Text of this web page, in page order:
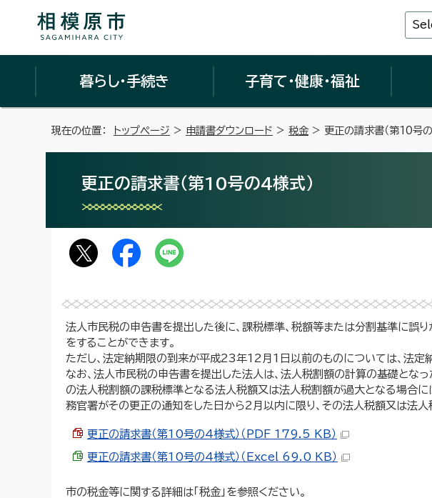
暮らし・手続き 子育て・健康・福祉
現在の位置： トップページ > 申請書ダウンロード > 税金> 更正の請求書（第10号の
更正の請求書（第10号の4様式）
法人市民税の申告書を提出した後に、課税標準、税額等または分割基準に誤
をすることができます。
ただし、法定納期限の到来が平成23年12月1日以前のものについては、法定
なお、法人市民税の申告書を提出した法人は、法人税割額の計算の基礎とな
の法人税割額の課税標準となる法人税額又は法人税割額が過大となる場合
務官署がその更正の通知をした日から2月以内に限り、その法人税額又は法人
更正の請求書（第10号の4様式）（PDF 179.5 KB）
更正の請求書（第10号の4様式）（Excel 69.0 KB）
市の税金等に関する詳細は「税金」を参照ください。